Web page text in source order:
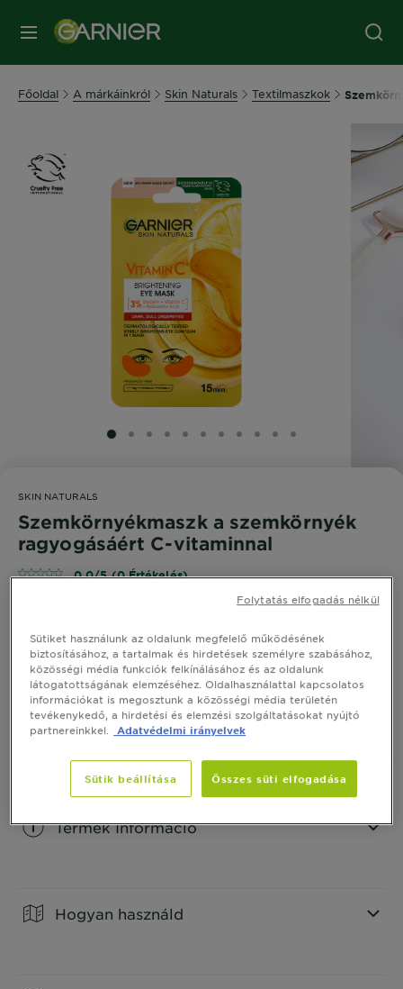
MENÜ
Főoldal A márkáinkról Skin Naturals Textilmaszkok
SLIDE 1
SLIDE 2
SLIDE 3
SLIDE 4
SLIDE 5
SLIDE 6
SLIDE 7
SLIDE 8
SLIDE 9
SLIDE 10
SLIDE 11
SKIN NATURALS
Szemkörnyékmaszk a szemkörnyék
ragyogásáért C-vitaminnal
0,0/5 (0 Értékelés)
Ragyogást adó szemkörnyékmaszk 3% glicerinnel, C-
vitaminnal és hialuronsavval átitatva.
MÉRET 5 G
VEGYE MEG ONLINE
Termék Információ
Hogyan használd
Sütiket használunk az oldalunk megfelelő működésének
biztosításához, a tartalmak és hirdetések személyre szabásához,
közösségi média funkciók felkínálásához és az oldalunk
látogatottságának elemzéséhez. Oldalhasználattal kapcsolatos
információkat is megosztunk a közösségi média területén
tevékenykedő, a hirdetési és elemzési szolgáltatásokat nyújtó
partnereinkkel.
Adatvédelmi irányelvek
Sütik beállítása Összes süti elfogadása
Folytatás elfogadás nélkül